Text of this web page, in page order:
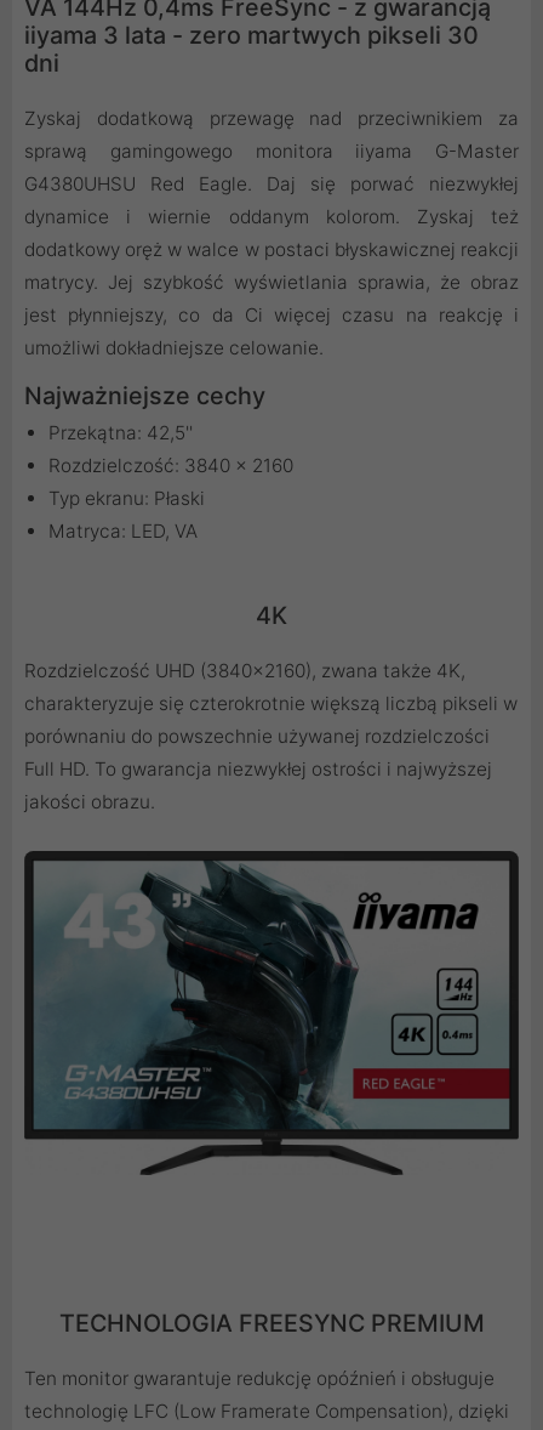
VA 144Hz 0,4ms FreeSync - z gwarancją
iiyama 3 lata - zero martwych pikseli 30
dni
Zyskaj dodatkową przewagę nad przeciwnikiem za
sprawą gamingowego monitora iiyama G-Master
G4380UHSU Red Eagle. Daj się porwać niezwykłej
dynamice i wiernie oddanym kolorom. Zyskaj też
dodatkowy oręż w walce w postaci błyskawicznej reakcji
matrycy. Jej szybkość wyświetlania sprawia, że obraz
jest płynniejszy, co da Ci więcej czasu na reakcję i
umożliwi dokładniejsze celowanie.
Najważniejsze cechy
Przekątna: 42,5''
Rozdzielczość: 3840 x 2160
Typ ekranu: Płaski
Matryca: LED, VA
4K
Rozdzielczość UHD (3840x2160), zwana także 4K,
charakteryzuje się czterokrotnie większą liczbą pikseli w
porównaniu do powszechnie używanej rozdzielczości
Full HD. To gwarancja niezwykłej ostrości i najwyższej
jakości obrazu.
TECHNOLOGIA FREESYNC PREMIUM
Ten monitor gwarantuje redukcję opóźnień i obsługuje
technologię LFC (Low Framerate Compensation), dzięki